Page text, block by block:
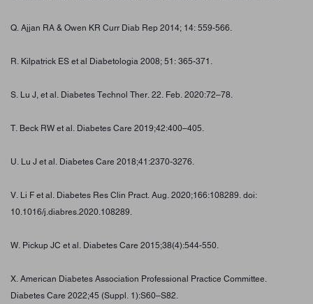
Q. Ajjan RA & Owen KR Curr Diab Rep 2014; 14: 559-566.
R. Kilpatrick ES et al Diabetologia 2008; 51: 365-371.
S. Lu J, et al. Diabetes Technol Ther. 22. Feb. 2020:72–78.
T. Beck RW et al. Diabetes Care 2019;42:400–405.
U. Lu J et al. Diabetes Care 2018;41:2370-3276.
V. Li F et al. Diabetes Res Clin Pract. Aug. 2020;166:108289. doi:
10.1016/j.diabres.2020.108289.
W. Pickup JC et al. Diabetes Care 2015;38(4):544-550.
X. American Diabetes Association Professional Practice Committee.
Diabetes Care 2022;45 (Suppl. 1):S60–S82.